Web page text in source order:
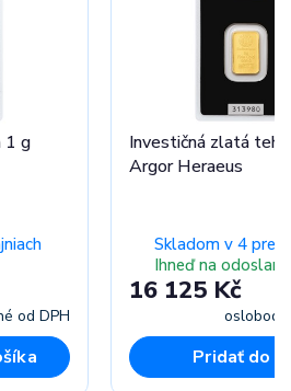
1 g
od DPH
Investičná zlatá
Argor Heraeus
Skladom v 4
Ihneď na
16 125 Kč
Pridať do